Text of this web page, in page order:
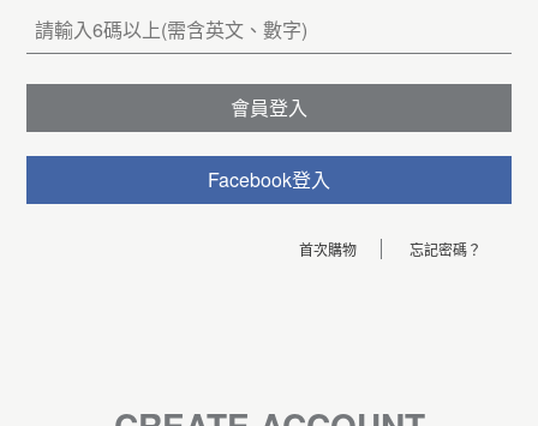
Facebook登入
首次購物 忘記密碼？